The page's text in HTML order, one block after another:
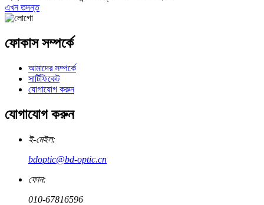
এখন তদন্ত
ফোকাস সম্পর্কে
আমাদের সম্পর্কে
সার্টিফিকেট
যোগাযোগ করুন
যোগাযোগ করুন
ই-মেইল:
bdoptic@bd-optic.cn
ফোন:
010-67816596